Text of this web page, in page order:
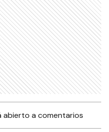
a comentarios